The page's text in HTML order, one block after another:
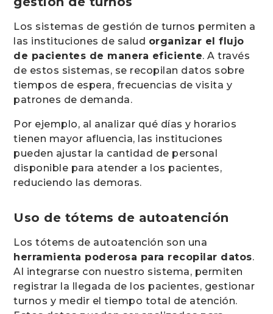
Los sistemas de gestión de turnos permiten a
las instituciones de salud organizar el flujo
de pacientes de manera eficiente. A través
de estos sistemas, se recopilan datos sobre
tiempos de espera, frecuencias de visita y
patrones de demanda.
Por ejemplo, al analizar qué días y horarios
tienen mayor afluencia, las instituciones
pueden ajustar la cantidad de personal
disponible para atender a los pacientes,
reduciendo las demoras.
Uso de tótems de autoatención
Los tótems de autoatención son una
herramienta poderosa para recopilar datos.
Al integrarse con nuestro sistema, permiten
registrar la llegada de los pacientes, gestionar
turnos y medir el tiempo total de atención.